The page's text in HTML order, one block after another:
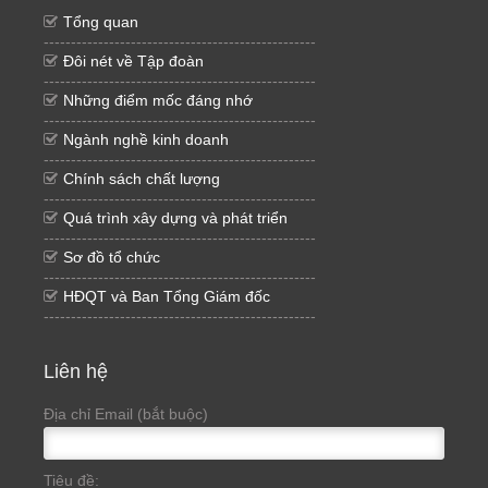
Tổng quan
--------------------------------------------------
Đôi nét về Tập đoàn
--------------------------------------------------
Những điểm mốc đáng nhớ
--------------------------------------------------
Ngành nghề kinh doanh
--------------------------------------------------
Chính sách chất lượng
--------------------------------------------------
Quá trình xây dựng và phát triển
--------------------------------------------------
Sơ đồ tổ chức
--------------------------------------------------
HĐQT và Ban Tổng Giám đốc
--------------------------------------------------
Liên hệ
Địa chỉ Email (bắt buộc)
Tiêu đề: